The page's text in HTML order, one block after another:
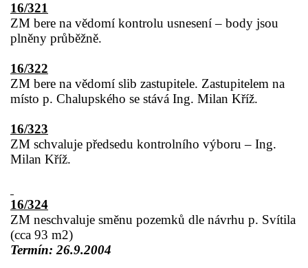
16/321
ZM bere na vědomí kontrolu usnesení – body jsou
plněny průběžně.
16/322
ZM bere na vědomí slib zastupitele. Zastupitelem na
místo p. Chalupského se stává Ing. Milan Kříž.
16/323
ZM schvaluje předsedu kontrolního výboru – Ing.
Milan Kříž.
16/324
ZM neschvaluje směnu pozemků dle návrhu p. Svítila
(cca 93 m2)
Termín: 26.9.2004